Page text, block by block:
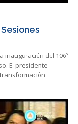
inauguración del 106º
El presidente